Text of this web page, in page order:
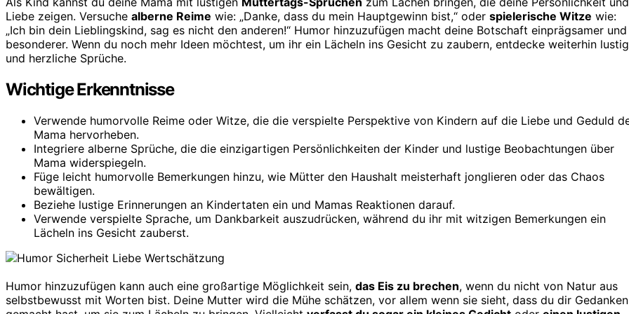
Liebe zeigen. Versuche alberne Reime wie: „Danke, dass du mein Hauptgewinn bist,“ oder spielerische Witze wie:
„Ich bin dein Lieblingskind, sag es nicht den anderen!“ Humor hinzuzufügen macht deine Botschaft einprägsamer und
besonderer. Wenn du noch mehr Ideen möchtest, um ihr ein Lächeln ins Gesicht zu zaubern, entdecke weiterhin
und herzliche Sprüche.
Wichtige Erkenntnisse
Verwende humorvolle Reime oder Witze, die die verspielte Perspektive von Kindern auf die Liebe und Geduld
Mama hervorheben.
Integriere alberne Sprüche, die die einzigartigen Persönlichkeiten der Kinder und lustige Beobachtungen über
Mama widerspiegeln.
Füge leicht humorvolle Bemerkungen hinzu, wie Mütter den Haushalt meisterhaft jonglieren oder das Chaos
bewältigen.
Beziehe lustige Erinnerungen an Kindertaten ein und Mamas Reaktionen darauf.
Verwende verspielte Sprache, um Dankbarkeit auszudrücken, während du ihr mit witzigen Bemerkungen ein
Lächeln ins Gesicht zauberst.
Humor hinzuzufügen kann auch eine großartige Möglichkeit sein, das Eis zu brechen, wenn du nicht von Natur aus
selbstbewusst mit Worten bist. Deine Mutter wird die Mühe schätzen, vor allem wenn sie sieht, dass du dir Gedanken